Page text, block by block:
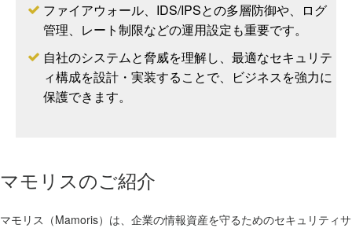
ファイアウォール、IDS/IPSとの多層防御や、ログ
管理、レート制限などの運用設定も重要です。
自社のシステムと脅威を理解し、最適なセキュリテ
ィ構成を設計・実装することで、ビジネスを強力に
保護できます。
マモリスのご紹介
マモリス（Mamoris）は、企業の情報資産を守るためのセキュリティサ